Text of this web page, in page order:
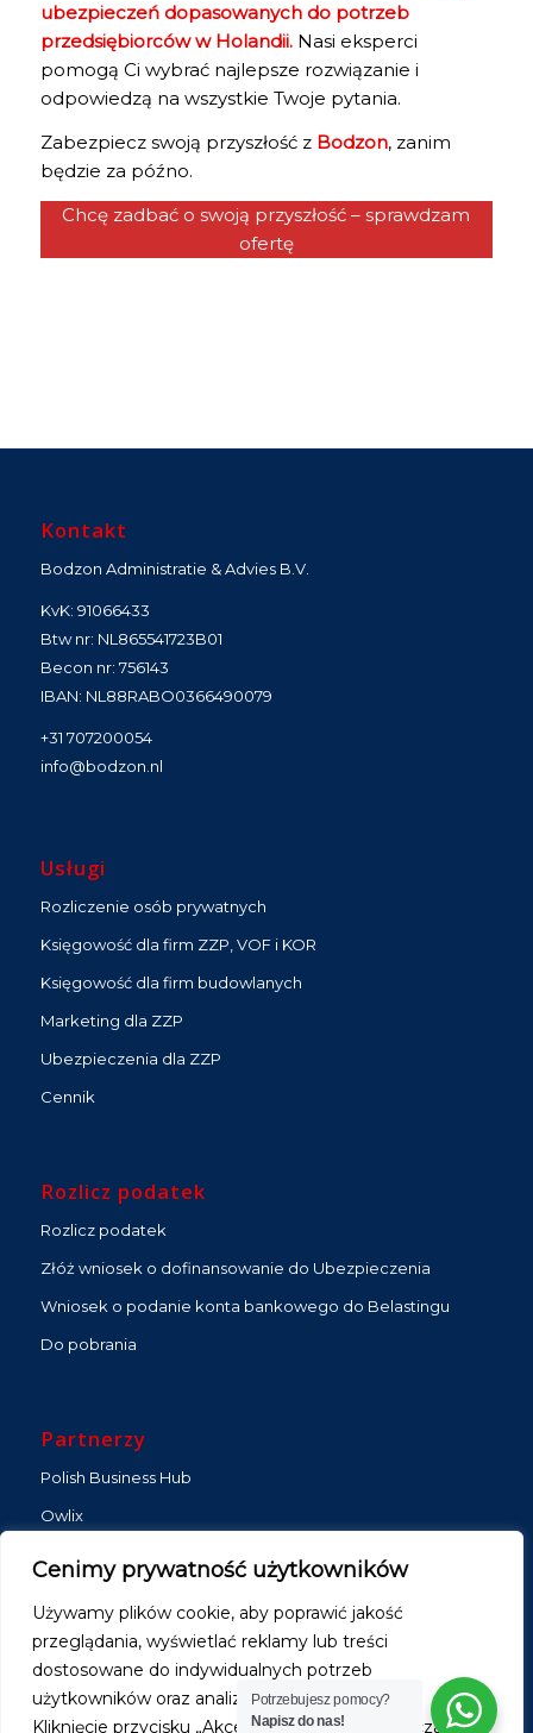
Cenimy prywatność użytkowników
Używamy plików cookie, aby poprawić jakość
przeglądania, wyświetlać reklamy lub treści
dostosowane do indywidualnych potrzeb
użytkowników oraz analizować ruch na stronie.
Kliknięcie przycisku „Akceptuj wszystkie” oznacza
ubezpieczeń dopasowanych do potrzeb
przedsiębiorców w Holandii.Nasi eksperci
pomogą Ci wybrać najlepsze rozwiązanie i
odpowiedzą na wszystkie Twoje pytania.
Zabezpiecz swoją przyszłość z Bodzon, zanim
będzie za późno.
Chcę zadbać o swoją przyszłość – sprawdzam
ofertę
Kontakt
Bodzon Administratie & Advies B.V.
KvK: 91066433
Btw nr: NL865541723B01
Becon nr: 756143
IBAN: NL88RABO0366490079
+31 707200054
info@bodzon.nl
Usługi
Rozliczenie osób prywatnych
Księgowość dla firm ZZP, VOF i KOR
Księgowość dla firm budowlanych
Marketing dla ZZP
Ubezpieczenia dla ZZP
Cennik
Rozlicz podatek
Rozlicz podatek
Złóż wniosek o dofinansowanie do Ubezpieczenia
Wniosek o podanie konta bankowego do Belastingu
Do pobrania
Partnerzy
Polish Business Hub
Owlix
DMKB Partners
DMKB Building
Potrzebujesz pomocy?
Napisz do nas!